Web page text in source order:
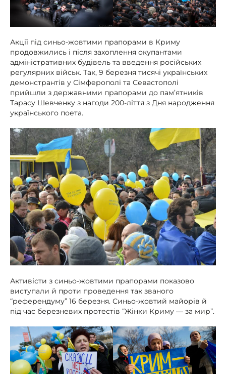
Акції під синьо-жовтими прапорами в Криму
продовжились і після захоплення окупантами
адміністративних будівель та введення російських
регулярних військ. Так, 9 березня тисячі українських
демонстрантів у Сімферополі та Севастополі
прийшли з державними прапорами до пам’ятників
Тарасу Шевченку з нагоди 200-ліття з Дня народження
українського поета.
Активісти з синьо-жовтими прапорами показово
виступали й проти проведення так званого
“референдуму” 16 березня. Синьо-жовтий майорів й
під час березневих протестів “Жінки Криму — за мир”.